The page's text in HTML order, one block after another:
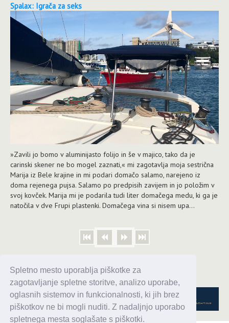
Spletno mesto uporablja piškotke za
zagotavljanje spletne storitve, analizo uporabe,
oglasnih sistemov in funkcionalnosti, ki jih brez
piškotkov ne bi mogli nuditi. Z nadaljnjo uporabo
spletnega mesta soglašate s piškotki.
Spalax: Igrača za seks
»Zavili jo bomo v aluminijasto folijo in še v majico, tako da je
carinski skener ne bo mogel zaznati,« mi zagotavlja moja sestrična
Marija iz Bele krajine in mi podari domačo salamo, narejeno iz
doma rejenega pujsa. Salamo po predpisih zavijem in jo položim v
svoj kovček. Marija mi je podarila tudi liter domačega medu, ki ga je
natočila v dve Frupi plastenki. Domačega vina si nisem upa...